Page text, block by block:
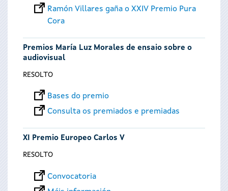
Ramón Villares gaña o XXIV Premio Pura
Cora
Premios María Luz Morales de ensaio sobre o
audiovisual
RESOLTO
Bases do premio
Consulta os premiados e premiadas
XI Premio Europeo Carlos V
RESOLTO
Convocatoria